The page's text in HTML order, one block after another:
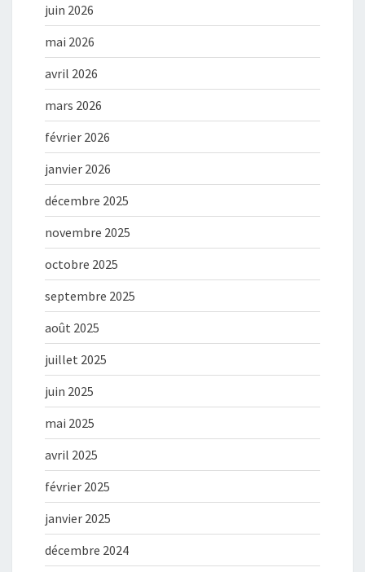
juin 2026
mai 2026
avril 2026
mars 2026
février 2026
janvier 2026
décembre 2025
novembre 2025
octobre 2025
septembre 2025
août 2025
juillet 2025
juin 2025
mai 2025
avril 2025
février 2025
janvier 2025
décembre 2024